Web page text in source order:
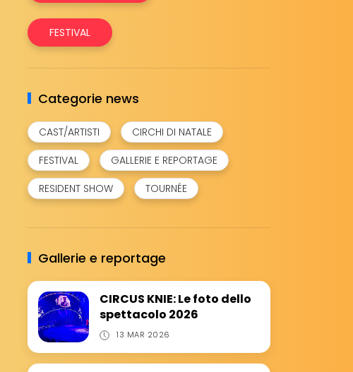
FESTIVAL
Categorie news
CAST/ARTISTI
CIRCHI DI NATALE
FESTIVAL
GALLERIE E REPORTAGE
RESIDENT SHOW
TOURNÉE
Gallerie e reportage
CIRCUS KNIE: Le foto dello
spettacolo 2026
13 MAR 2026